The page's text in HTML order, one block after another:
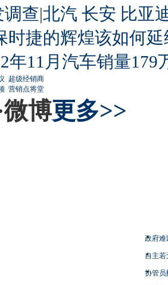
查|北汽 长安 比亚
时捷的辉煌该如何延
年11月汽车销量179
超级经销商
营销点将堂
博更多>>
政府难
自主
协管员